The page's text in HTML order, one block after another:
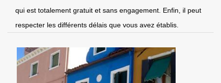
qui est totalement gratuit et sans engagement. Enfin, il peut
respecter les différents délais que vous avez établis.